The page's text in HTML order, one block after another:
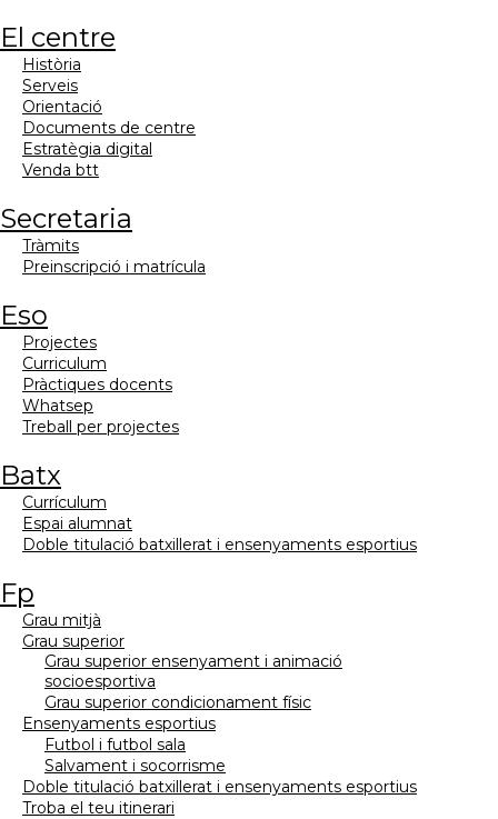
el centre
història
serveis
orientació
documents de centre
estratègia digital
venda btt
secretaria
tràmits
preinscripció i matrícula
eso
projectes
curriculum
pràctiques docents
whatsep
treball per projectes
batx
currículum
espai alumnat
doble titulació batxillerat i ensenyaments esportius
fp
grau mitjà
grau superior
grau superior ensenyament i animació
socioesportiva
grau superior condicionament físic
ensenyaments esportius
futbol i futbol sala
salvament i socorrisme
doble titulació batxillerat i ensenyaments esportius
troba el teu itinerari